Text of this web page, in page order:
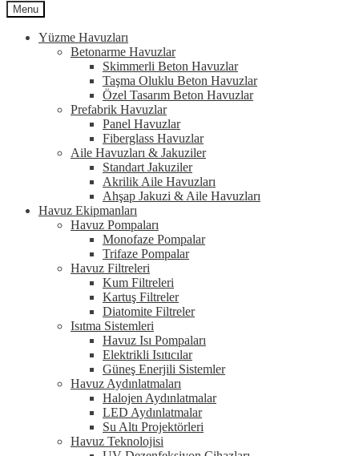
Menu
Yüzme Havuzları
Betonarme Havuzlar
Skimmerli Beton Havuzlar
Taşma Oluklu Beton Havuzlar
Özel Tasarım Beton Havuzlar
Prefabrik Havuzlar
Panel Havuzlar
Fiberglass Havuzlar
Aile Havuzları & Jakuziler
Standart Jakuziler
Akrilik Aile Havuzları
Ahşap Jakuzi & Aile Havuzları
Havuz Ekipmanları
Havuz Pompaları
Monofaze Pompalar
Trifaze Pompalar
Havuz Filtreleri
Kum Filtreleri
Kartuş Filtreler
Diatomite Filtreler
Isıtma Sistemleri
Havuz Isı Pompaları
Elektrikli Isıtıcılar
Güneş Enerjili Sistemler
Havuz Aydınlatmaları
Halojen Aydınlatmalar
LED Aydınlatmalar
Su Altı Projektörleri
Havuz Teknolojisi